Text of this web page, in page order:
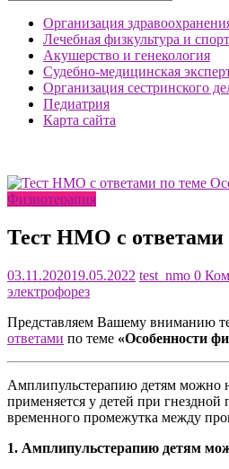
Организация
Лечебная физкультура и
Акушерство и генекология
Судебно-медицинская
Организация сестринского
Педиатрия
Карта сайта
Физиотерапия
Тест НМО с ответами
03.11.202019.05.2022 test_nmo 0
электрофорез
Представляем Вашему вниманию
ответами по теме «Особенности
Амплипульстерапию детям можно
применяется у детей при
временного промежутка между
1. Амплипульстерапию детям